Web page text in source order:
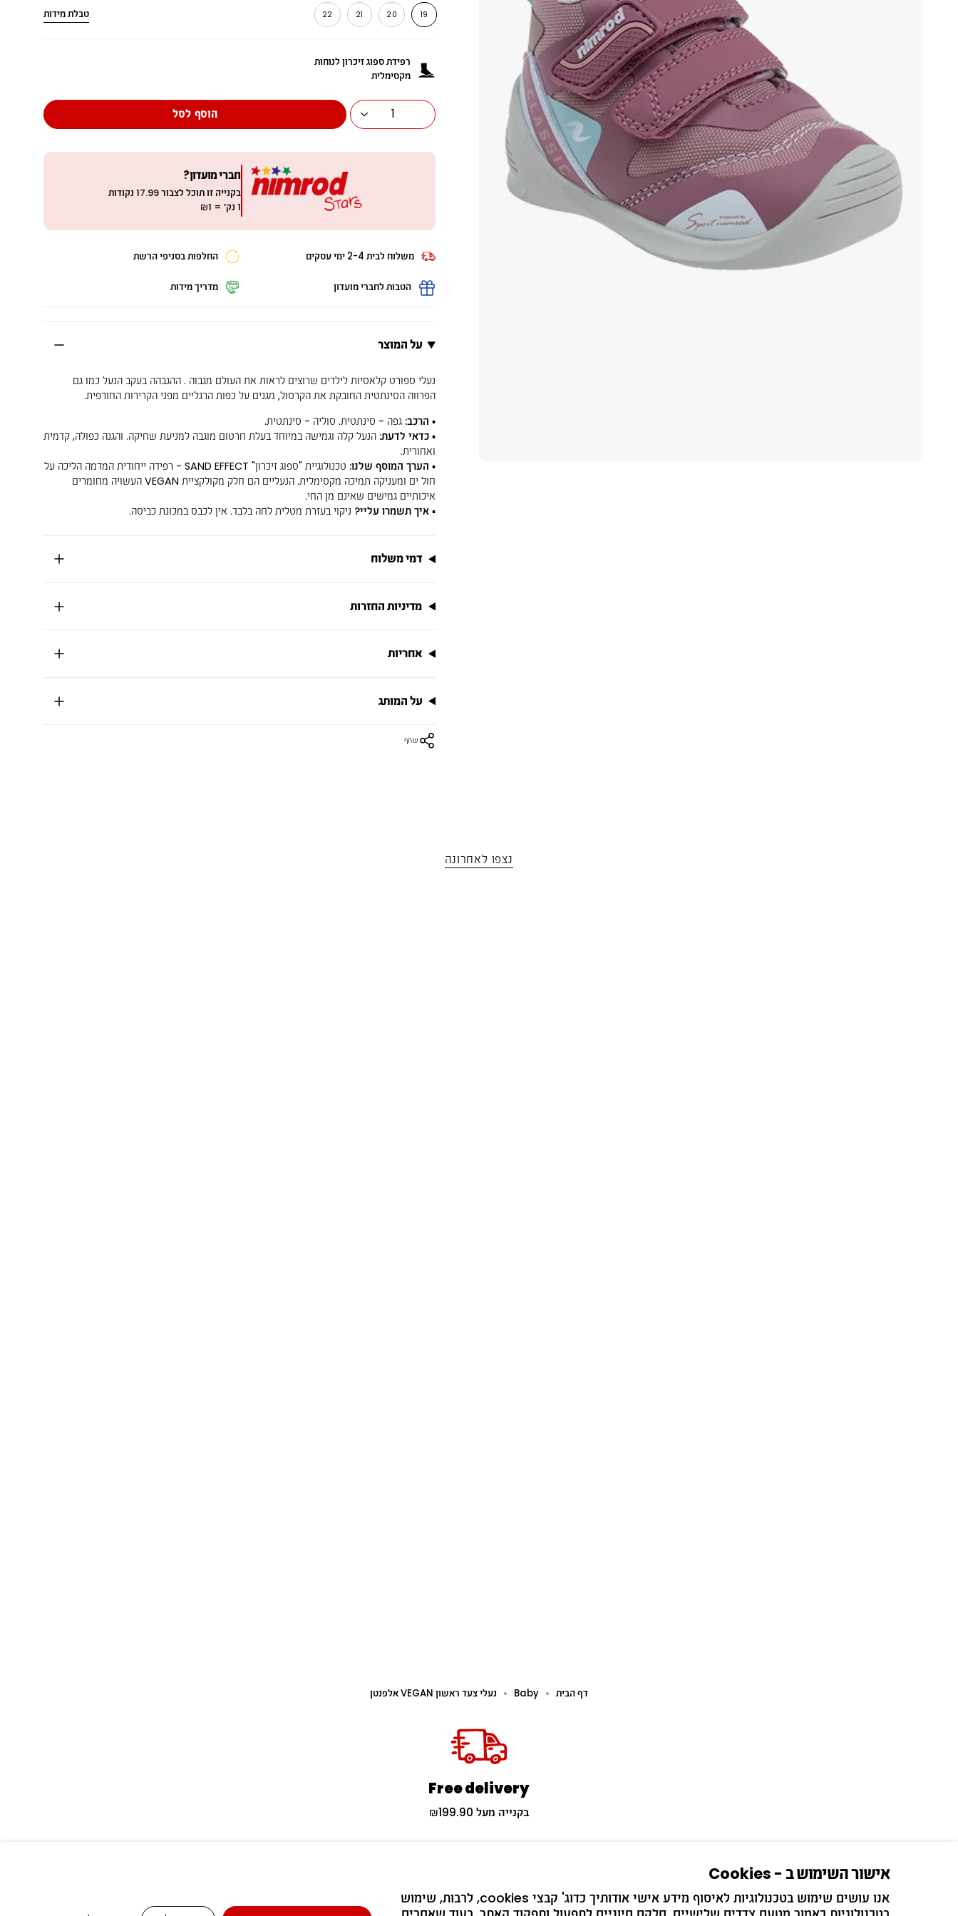
אישור השימוש ב - Cookies
אנו עושים שימוש בטכנולוגיות לאיסוף מידע אישי אודותיך כדוג' קבצי cookies, לרבות, שימוש
מ
טבלת מידות 19
20
21
22
רפידת ספוג זיכרון לנוחות
מקסימלית
1 הוסף לסל
חברי מועדון?
בקנייה זו תוכל לצבור17.99 נקודות
1 נק׳ = ₪1
משלוח לבית 2-4 ימי עסקים החלפות בסניפי הרשת
הטבות לחברי מועדון מדריך מידות
על המוצר
נעלי ספורט קלאסיות לילדים שרוצים לראות את העולם מגבוה . ההגבהה בעקב הנעל כמו גם
הפרווה הסינתטית החובקת את הקרסול, מגנים על כפות הרגליים מפני הקרירות החורפית.
▪ הרכב: גפה - סינתטית. סוליה - סינתטית.
▪ כדאי לדעת: הנעל קלה וגמישה במיוחד בעלת חרטום מוגבה למניעת שחיקה. והגנה כפולה, קדמית
ואחורית.
▪ הערך המוסף שלנו:
טכנולוגיית "ספוג זיכרון" SAND EFFECT - רפידה ייחודית המדמה הליכה על
חול ים ומעניקה תמיכה מקסימלית. הנעליים הם חלק מקולקציית VEGAN העשויה מחומרים
איכותיים גמישים שאינם מן החי.
▪ איך תשמרו עליי? ניקוי בעזרת מטלית לחה בלבד. אין לכבס במכונת כביסה.
דמי משלוח
מדיניות החזרות
אחריות
על המותג
שתף
נצפו לאחרונה
דף הבית Baby נעלי צעד ראשון VEGAN אלפנטן
Free delivery
בקנייה מעל ₪199.90
נשארים בעניינים 🔔